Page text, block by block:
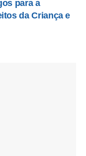
para a
da Criança e